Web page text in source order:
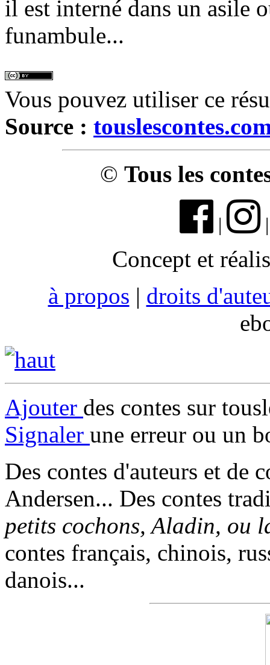
il est interné dans un asile
funambule...
Vous pouvez utiliser ce
Source :
© Tous les
|
Concept et
à propos | droits
Ajouter des contes sur
Signaler une erreur ou un
Des contes d'auteurs et de
Andersen... Des contes
petits cochons, Aladin, ou
contes français, chinois,
danois...